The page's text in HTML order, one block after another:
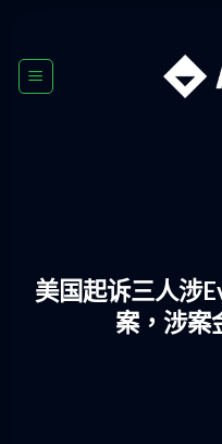
content
美国起诉三人涉
案，涉案